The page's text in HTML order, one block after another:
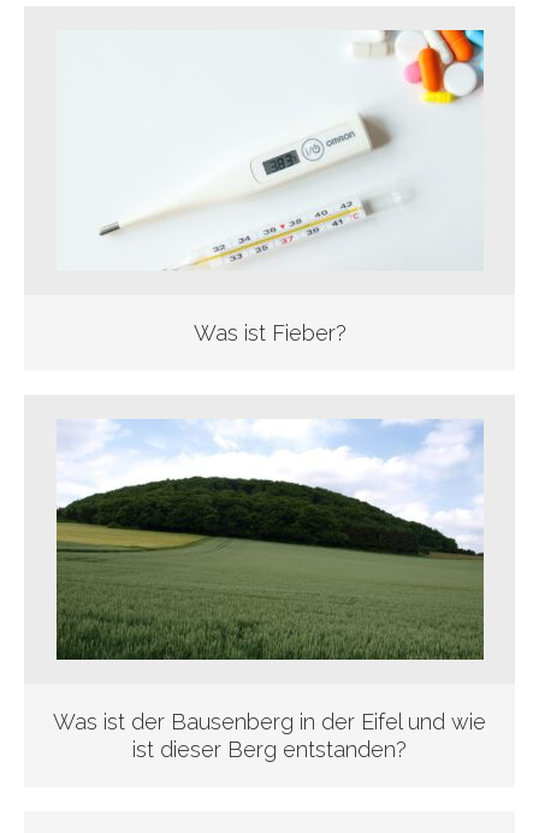
Was ist Fieber?
Was ist der Bausenberg in der Eifel und wie
ist dieser Berg entstanden?